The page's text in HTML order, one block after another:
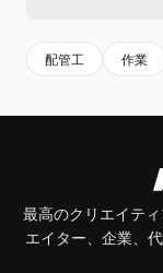
配管工 作業
最高のクリエイテ
エイター、企業、